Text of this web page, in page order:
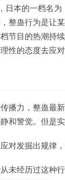
日本的一档名
整蛊行为是让
节目的热潮持
性的态度去应
播力，整蛊最
和警觉。但是
对发掘出规律
未经历过这种